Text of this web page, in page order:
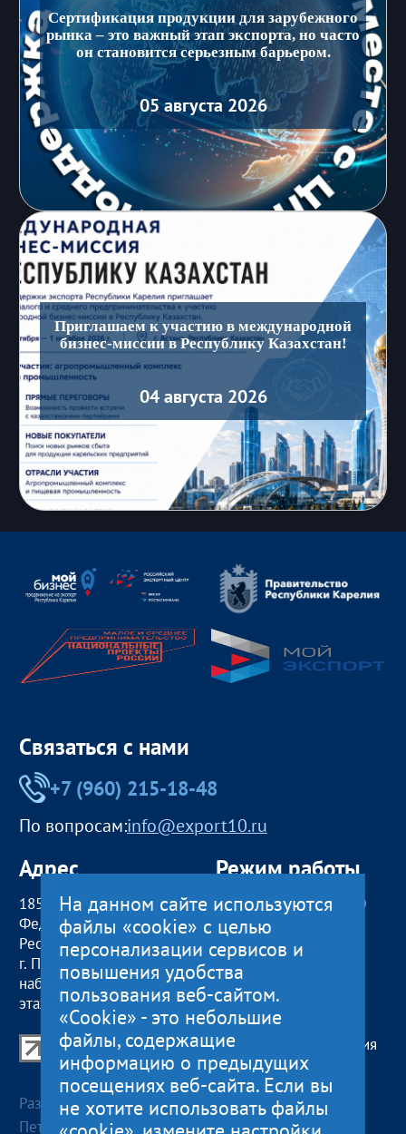
Сертификация продукции для зарубежного
рынка – это важный этап экспорта, но часто
он становится серьезным барьером.
05 августа 2026
Приглашаем к участию в международной
бизнес-миссии в Республику Казахстан!
04 августа 2026
Связаться с нами
+7 (960) 215-18-48
По вопросам:info@export10.ru
Адрес
185000, Российская
Федерация,
Республика Карелия
г. Петрозаводск,
наб. Гюллинга, 11 / 2
этаж, офис 2
Режим работы
пн — чт:09:00 — 18:00
пт:09:00 — 17:00
обед с 13:00 до 14:00
сб, вс
Центр поддержки экспорта Республики Карелия
© 2012—2024
Разработка и поддержка сайта — «Артлекс», г.
Петрозаводск
На данном сайте используются
файлы «cookie» с целью
персонализации сервисов и
повышения удобства
пользования веб-сайтом.
«Cookie» - это небольшие
файлы, содержащие
информацию о предыдущих
посещениях веб-сайта. Если вы
не хотите использовать файлы